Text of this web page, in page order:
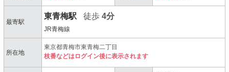
最寄駅
東青梅駅 徒歩4分
JR青梅線
所在地
東京都青梅市東青梅二丁目
枝番などはログイン後に表示されます